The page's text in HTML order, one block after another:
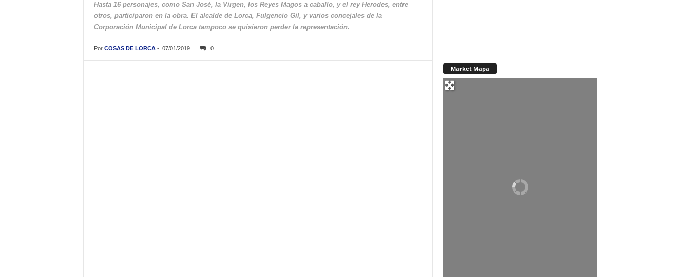
Hasta 16 personajes, como San José, la Virgen, los Reyes Magos a caballo, y el rey Herodes, entre
otros, participaron en la obra. El alcalde de Lorca, Fulgencio Gil, y varios concejales de la
Corporación Municipal de Lorca tampoco se quisieron perder la representación.
Por COSAS DE LORCA- 07/01/2019 0
Market Mapa